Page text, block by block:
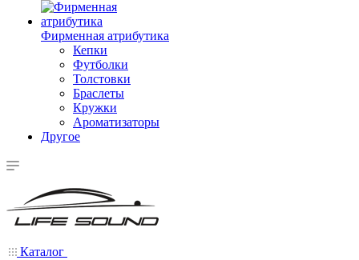
Фирменная атрибутика
Кепки
Футболки
Толстовки
Браслеты
Кружки
Ароматизаторы
Другое
Каталог